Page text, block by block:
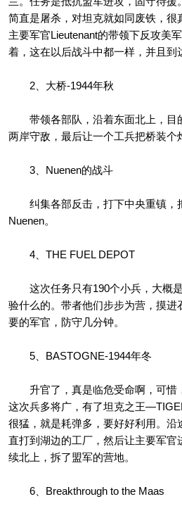
简直是屠杀，对坦克就如同废铁，很
主要军官Lieutenant的带领下反攻美
着，这在以后战斗中都一样，并且到
2、大桥-1944年秋
带领各部队，沿着东面北上，目
两岸守敌，最后让一个工兵把桥装个
3、Nuenen的战斗
纠集各部反击，打下中央重镇，
Nuenen。
4、THE FUEL DEPOT
这次任务只有190个小兵，大概是
验什么的。带者他们步步为营，摸进
要的军官，防守几分钟。
5、BASTOGNE-1944年冬
升官了，真是临危受命啊，可惜
这次兵多将广，有了坦克之王
很猛，就是耗弹多，要好好利用。沿
直打到湖边的工厂，然后让主要军官
续北上，拆了盟军的营地。
6、Breakthrough to the Maas